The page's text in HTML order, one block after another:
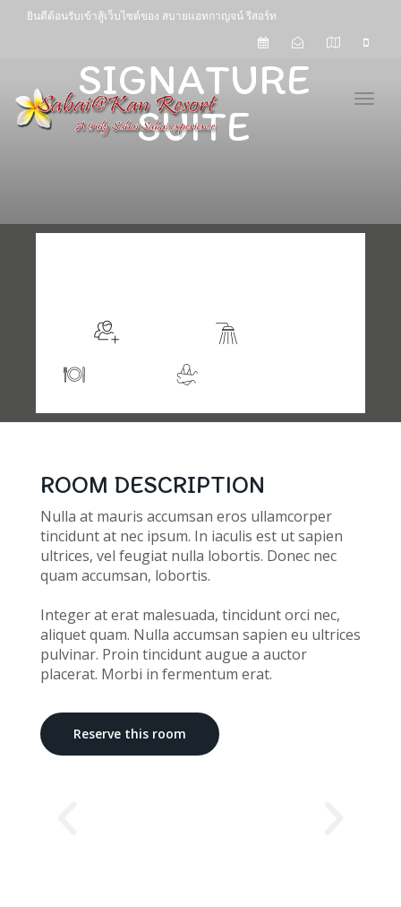
ยินดีต้อนรับเข้าสู้เว็บไซต์ของ สบายแอทกาญจน์ รีสอร์ท
SIGNATURE
SUITE
ROOM DESCRIPTION
Nulla at mauris accumsan eros ullamcorper
tincidunt at nec ipsum. In iaculis est ut sapien
ultrices, vel feugiat nulla lobortis. Donec nec
quam accumsan, lobortis.
Integer at erat malesuada, tincidunt orci nec,
aliquet quam. Nulla accumsan sapien eu ultrices
pulvinar. Proin tincidunt augue a auctor
placerat. Morbi in fermentum erat.
Reserve this room